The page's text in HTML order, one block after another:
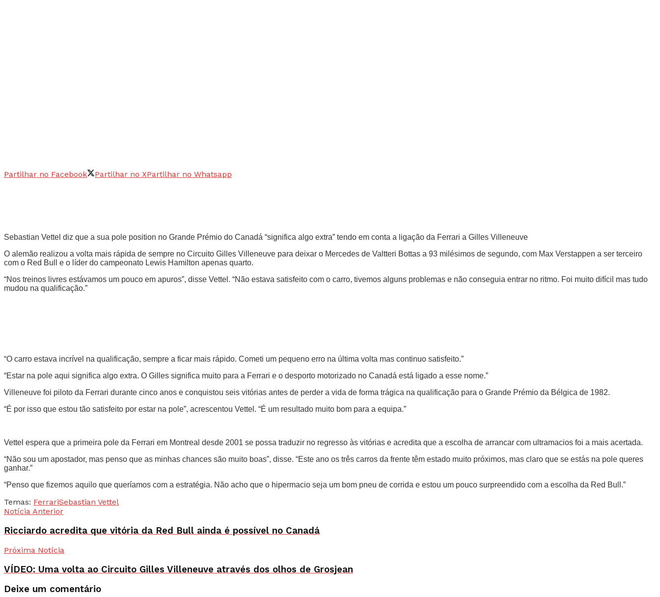
Partilhar no Facebook Partilhar no XPartilhar no Whatsapp
Sebastian Vettel diz que a sua pole position no Grande Prémio do Canadá “significa algo extra” tendo em conta a ligação da Ferrari a Gilles Villeneuve
O alemão realizou a volta mais rápida de sempre no Circuito Gilles Villeneuve para deixar o Mercedes de Valtteri Bottas a 93 milésimos de segundo, com Max Verstappen a ser terceiro
com o Red Bull e o líder do campeonato Lewis Hamilton apenas quarto.
“Nos treinos livres estávamos um pouco em apuros”, disse Vettel. “Não estava satisfeito com o carro, tivemos alguns problemas e não conseguia entrar no ritmo. Foi muito difícil mas tudo
mudou na qualificação.”
“O carro estava incrível na qualificação, sempre a ficar mais rápido. Cometi um pequeno erro na última volta mas continuo satisfeito.”
“Estar na pole aqui significa algo extra. O Gilles significa muito para a Ferrari e o desporto motorizado no Canadá está ligado a esse nome.”
Villeneuve foi piloto da Ferrari durante cinco anos e conquistou seis vitórias antes de perder a vida de forma trágica na qualificação para o Grande Prémio da Bélgica de 1982.
“É por isso que estou tão satisfeito por estar na pole”, acrescentou Vettel. “É um resultado muito bom para a equipa.”
Vettel espera que a primeira pole da Ferrari em Montreal desde 2001 se possa traduzir no regresso às vitórias e acredita que a escolha de arrancar com ultramacios foi a mais acertada.
“Não sou um apostador, mas penso que as minhas chances são muito boas”, disse. “Este ano os três carros da frente têm estado muito próximos, mas claro que se estás na pole queres
ganhar.”
“Penso que fizemos aquilo que queríamos com a estratégia. Não acho que o hipermacio seja um bom pneu de corrida e estou um pouco surpreendido com a escolha da Red Bull.”
Temas: FerrariSebastian Vettel
Notícia Anterior
Ricciardo acredita que vitória da Red Bull ainda é possível no Canadá
Próxima Notícia
VÍDEO: Uma volta ao Circuito Gilles Villeneuve através dos olhos de Grosjean
Deixe um comentário